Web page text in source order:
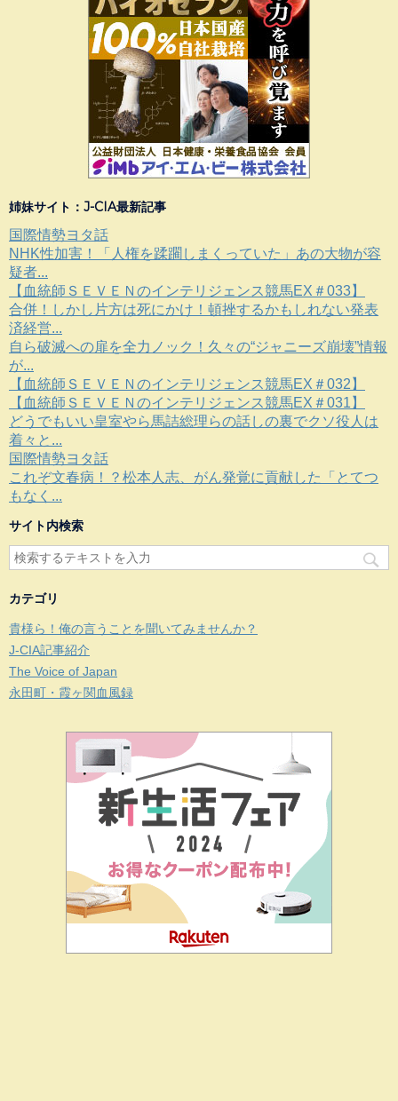
姉妹サイト：J-CIA最新記事
国際情勢ヨタ話
NHK性加害！「人権を蹂躙しまくっていた」あの大物が容
疑者...
【血統師ＳＥＶＥＮのインテリジェンス競馬EX＃033】
合併！しかし片方は死にかけ！頓挫するかもしれない発表
済経営...
自ら破滅への扉を全力ノック！久々の“ジャニーズ崩壊”情報
が...
【血統師ＳＥＶＥＮのインテリジェンス競馬EX＃032】
【血統師ＳＥＶＥＮのインテリジェンス競馬EX＃031】
どうでもいい皇室やら馬詰総理らの話しの裏でクソ役人は
着々と...
国際情勢ヨタ話
これぞ文春病！？松本人志、がん発覚に貢献した「とてつ
もなく...
サイト内検索
カテゴリ
貴様ら！俺の言うことを聞いてみませんか？
J-CIA記事紹介
The Voice of Japan
永田町・霞ヶ関血風録